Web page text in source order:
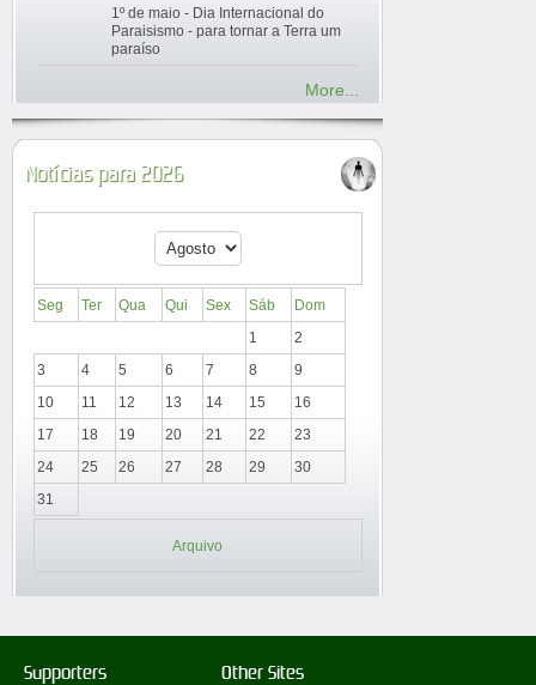
1º de maio - Dia Internacional do
Paraisismo - para tornar a Terra um
paraíso
More...
Notícias para 2026
Seg Ter Qua Qui Sex Sáb
Dom
1
2
3
4 5 6 7 8
9
10
11 12 13 14 15
16
17
18 19 20 21 22
23
24
25 26 27 28 29
30
31
Arquivo
Supporters Other Sites